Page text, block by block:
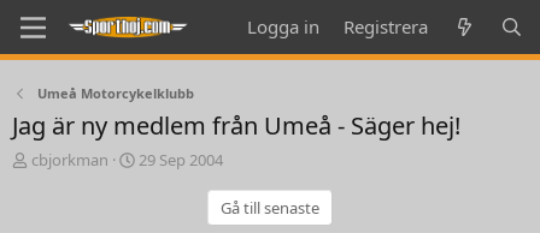
Logga in Registrera
Umeå Motorcykelklubb
Jag är ny medlem från Umeå - Säger hej!
T
cbjorkman
S
29 Sep 2004
Gå till senaste